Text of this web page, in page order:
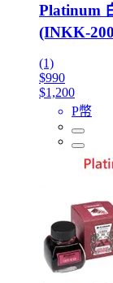
Platinum
(INKK-
(1)
$990
$1,200
P幣